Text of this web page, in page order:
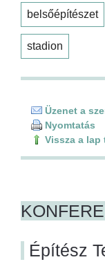
belsőépítészet
stadion
Üzenet a
Nyomtatás
Vissza a lap
Építész